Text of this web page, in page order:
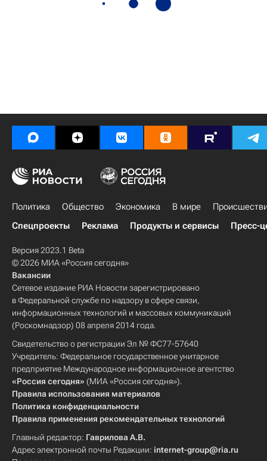
Политика Общество Экономика В мире
Спецпроекты
Реклама Продукты и сервисы Пресс-
Версия 2023.1 Beta
© 2026 МИА «Россия сегодня»
Вакансии
Сетевое издание РИА Новости зарегистрировано
в Федеральной службе по надзору в сфере связи,
информационных технологий и массовых коммуникаций
(Роскомнадзор) 08 апреля 2014 года.
Свидетельство о регистрации Эл № ФС77-57640
Учредитель: Федеральное государственное унитарное
предприятие Международное информационное агентство
«Россия сегодня» (МИА «Россия сегодня»).
Правила использования материалов
Политика конфиденциальности
Правила применения рекомендательных технологий
Главный редактор: Гаврилова А.В.
Адрес электронной почты Редакции: internet-group@ria.ru